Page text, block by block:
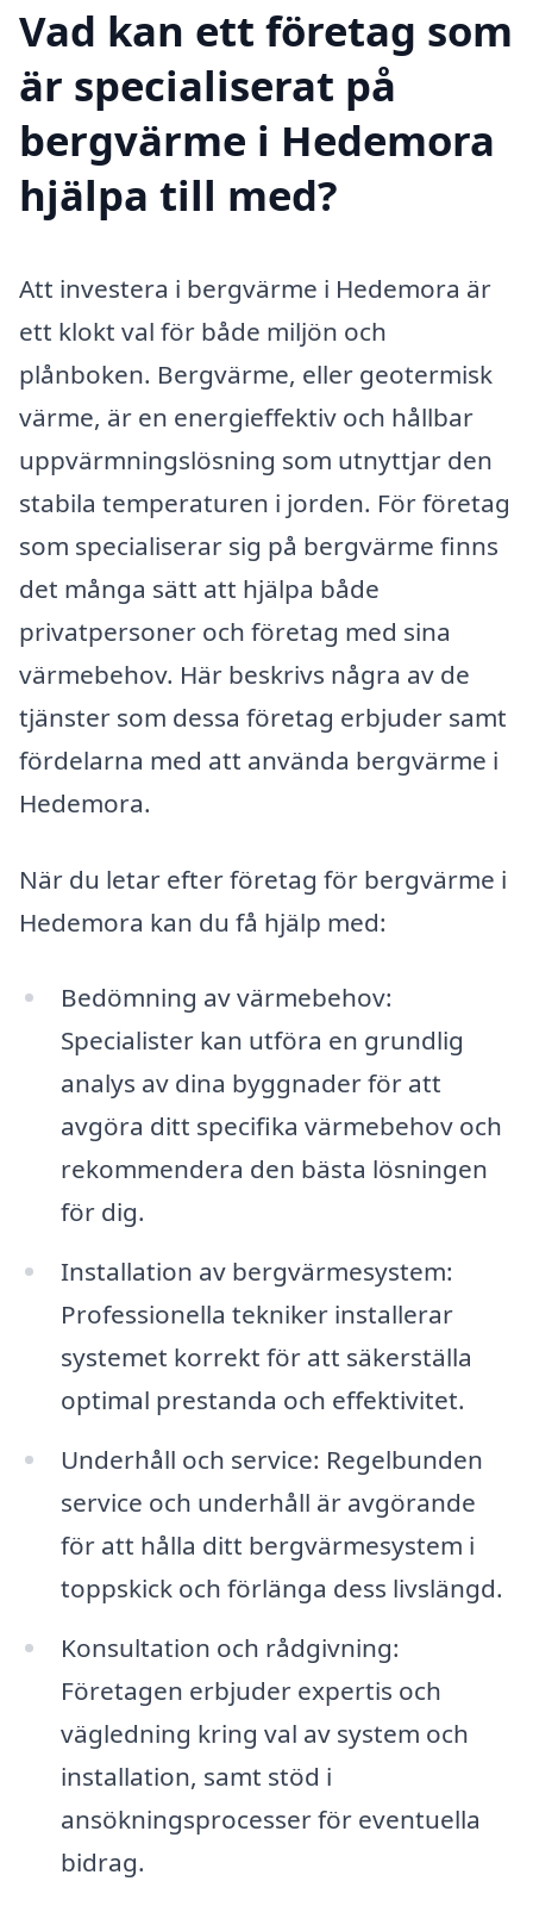
Vad kan ett företag som
är specialiserat på
bergvärme i Hedemora
hjälpa till med?
Att investera i bergvärme i Hedemora är
ett klokt val för både miljön och
plånboken. Bergvärme, eller geotermisk
värme, är en energieffektiv och hållbar
uppvärmningslösning som utnyttjar den
stabila temperaturen i jorden. För företag
som specialiserar sig på bergvärme finns
det många sätt att hjälpa både
privatpersoner och företag med sina
värmebehov. Här beskrivs några av de
tjänster som dessa företag erbjuder samt
fördelarna med att använda bergvärme i
Hedemora.
När du letar efter företag för bergvärme i
Hedemora kan du få hjälp med:
Bedömning av värmebehov:
Specialister kan utföra en grundlig
analys av dina byggnader för att
avgöra ditt specifika värmebehov och
rekommendera den bästa lösningen
för dig.
Installation av bergvärmesystem:
Professionella tekniker installerar
systemet korrekt för att säkerställa
optimal prestanda och effektivitet.
Underhåll och service: Regelbunden
service och underhåll är avgörande
för att hålla ditt bergvärmesystem i
toppskick och förlänga dess livslängd.
Konsultation och rådgivning:
Företagen erbjuder expertis och
vägledning kring val av system och
installation, samt stöd i
ansökningsprocesser för eventuella
bidrag.